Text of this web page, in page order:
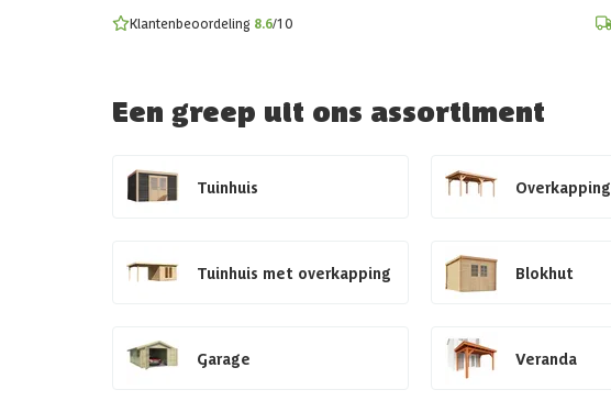
Klantenbeoordeling 8.6/10
Een greep uit ons assortiment
Tuinhuis Overkapping
Tuinhuis met overkapping Blokhut
Garage Veranda